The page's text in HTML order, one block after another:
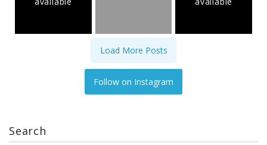
Load More Posts
Follow on Instagram
Search